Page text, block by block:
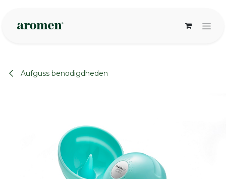
Aufguss benodigdheden